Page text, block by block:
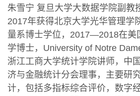
朱雪宁 复旦大学大数据学院副教
2017年获得北京大学光华管理学
量系博士学位，2017—2018在美
学博士，University of Notre
浙江工商大学统计学院讲师，中
济与金融统计分会理事，主要研
计，包括多指标综合评价，数字